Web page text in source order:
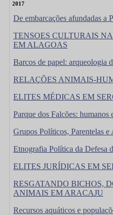
2017
De embarcações afundadas a
TENSOES CULTURAIS
EM ALAGOAS
Barcos de papel: arqueologia
RELAÇÕES ANIMAIS-
ELITES MÉDICAS EM
Parque dos Falcões: humanos
Grupos Políticos, Parentelas e
Etnografia Política da Defesa
ELITES JURÍDICAS EM
RESGATANDO BICHOS,
ANIMAIS EM ARACAJU
Recursos aquáticos e